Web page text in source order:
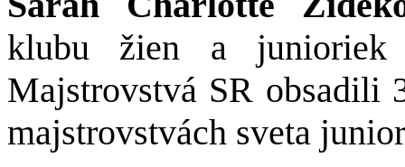
klubu žien a
Majstrovstvá SR obsadili
majstrovstvách sveta